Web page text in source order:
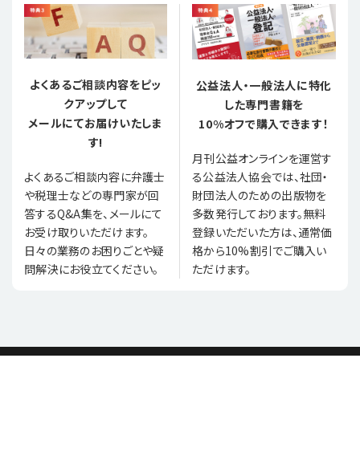
よくあるご相談内容をピッ
クアップして
メールにてお届けいたしま
す!
よくあるご相談内容に弁護士
や税理士などの専門家が回
答するQ&A集を、メールにて
お受け取りいただけます。
日々の業務のお困りごとや疑
問解決にお役立てください。
公益法人・一般法人に特化
した専門書籍を
10%オフで購入できます！
月刊公益オンラインを運営す
る公益法人協会では、社団・
財団法人のための出版物を
多数発行しております。無料
登録いただいた方は、通常価
格から10%割引でご購入い
ただけます。